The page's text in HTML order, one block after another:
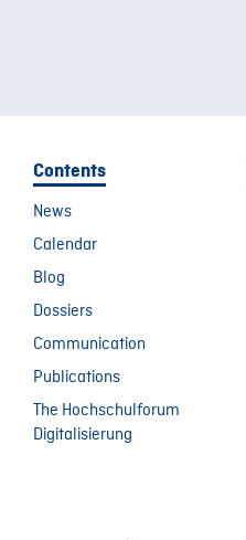
Contents
News
Calendar
Blog
Dossiers
Communication
Publications
The Hochschulforum
Digitalisierung